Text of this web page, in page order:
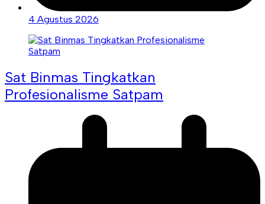
4 Agustus 2026
Sat Binmas Tingkatkan
Profesionalisme Satpam